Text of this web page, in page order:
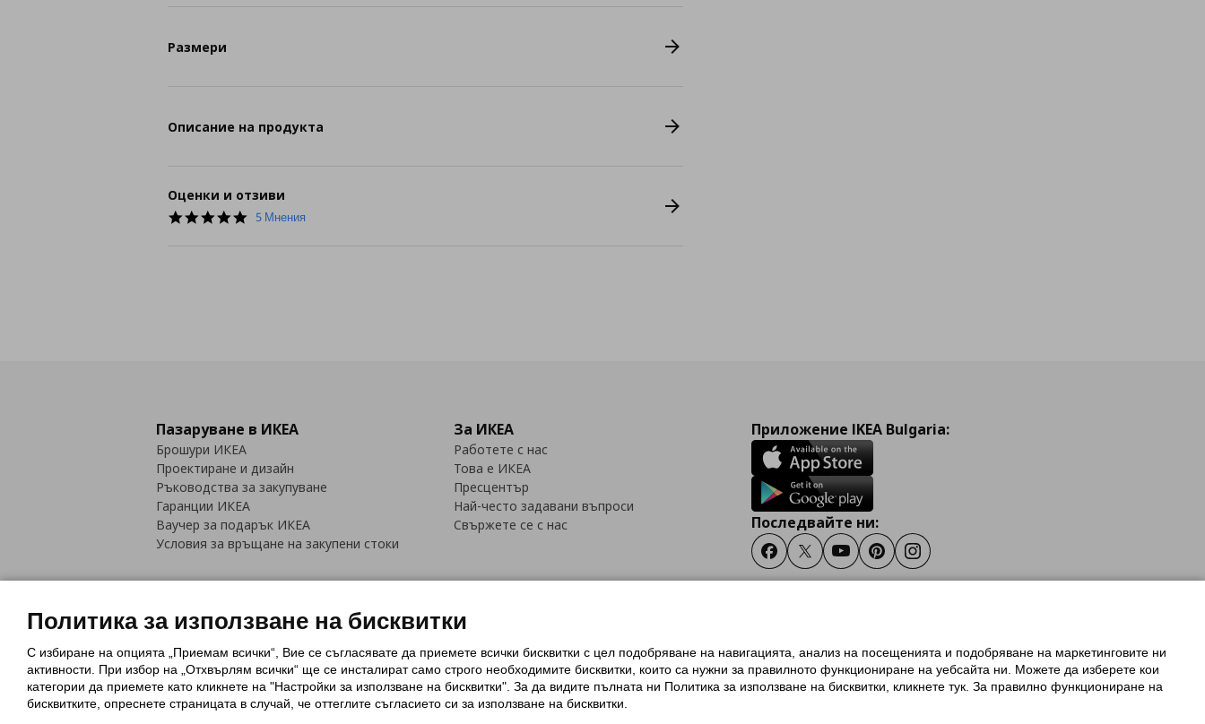
Размери
Описание на продукта
Оценки и отзиви
5.0
5 Мнения
Пазаруване в ИКЕА
Брошури ИКЕА
Проектиране и дизайн
Ръководства за закупуване
Гаранции ИКЕА
Ваучер за подарък ИКЕА
Условия за връщане на закупени стоки
За ИКЕА
Работете с нас
Това е ИКЕА
Пресцентър
Най-често задавани въпроси
Свържете се с нас
Приложение IKEA Bulgaria:
Последвайте ни:
FacebookTwitterYoutubePinterestInstagram
Политика за използване на бисквитки (Cookies)Избор на настройки за използване на бисквиткиУсловия за ползване на ikea.bg
Обща политика за личните данни
Политика за защита на личните данни на ikea.bg
Общи условия на програма IKEA Family
Политика за защита на лични данни на програма IKEA Family
Политика за използване на бисквитки
С избиране на опцията „Приемам всички“, Вие се съгласявате да приемете всички бисквитки с цел подобряване на навигацията, анализ на посещенията и подобряване на маркетинговите ни
активности. При избор на „Отхвърлям всички“ ще се инсталират само строго необходимитe бисквитки, които са нужни за правилното функциониране на уебсайта ни. Можете да изберете кои
категории да приемете като кликнете на "Настройки за използване на бисквитки". За да видите пълната ни Политика за използване на бисквитки, кликнете тук. За правилно функциониране на
бисквитките, опреснете страницата в случай, че оттеглите съгласието си за използване на бисквитки.